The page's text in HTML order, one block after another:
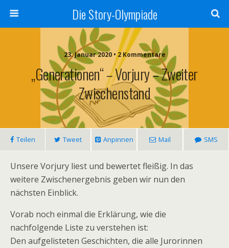
Die Story-Olympiade
23. Januar 2020 • 2 Kommentare
„Generationen“ – Vorjury – Zweiter
Zwischenstand
Teilen Tweet Anpinnen Mail SMS
Unsere Vorjury liest und bewertet fleißig. In das
weitere Zwischenergebnis geben wir nun den
nächsten Einblick.
Vorab noch einmal die Erklärung, wie die
nachfolgende Liste zu verstehen ist:
Den aufgelisteten Geschichten, die alle Jurorinnen